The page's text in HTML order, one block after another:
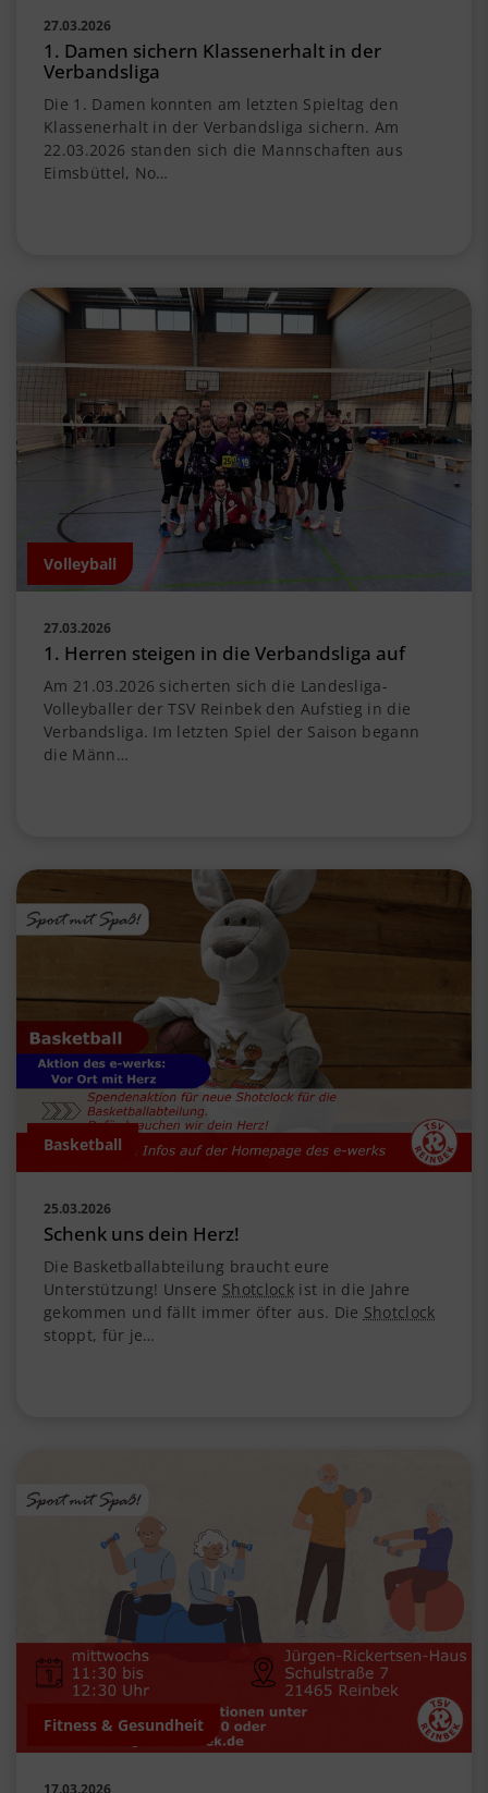
27.03.2026
1. Damen sichern Klassenerhalt in der
Verbandsliga
Die 1. Damen konnten am letzten Spieltag den
Klassenerhalt in der Verbandsliga sichern. Am
22.03.2026 standen sich die Mannschaften aus
Eimsbüttel, No…
Volleyball
27.03.2026
1. Herren steigen in die Verbandsliga auf
Am 21.03.2026 sicherten sich die Landesliga-
Volleyballer der TSV Reinbek den Aufstieg in die
Verbandsliga. Im letzten Spiel der Saison begann
die Männ…
Basketball
25.03.2026
Schenk uns dein Herz!
Die Basketballabteilung braucht eure
Unterstützung! Unsere Shotclockist in die Jahre
gekommen und fällt immer öfter aus. Die Shotclock
stoppt, für je…
Fitness & Gesundheit
17.03.2026